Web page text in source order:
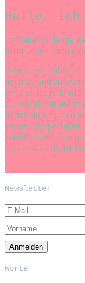
Hallo, ich
Ich habe mir lange
mein Leben nach
Inzwischen habe
noch ab und zu
ganz so lange
Du wie es mir auf
darfst ein bisschen
kleinen Stolperfallen
selbst schwer
Leben! Also darfst
Newsletter
Worte